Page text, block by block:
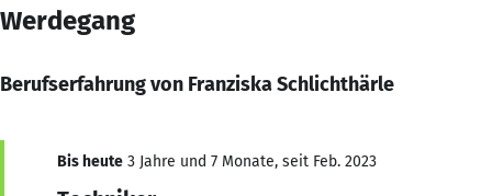
Werdegang
Berufserfahrung von Franziska Schlichthärle
Bis heute 3 Jahre und 7 Monate, seit Feb. 2023